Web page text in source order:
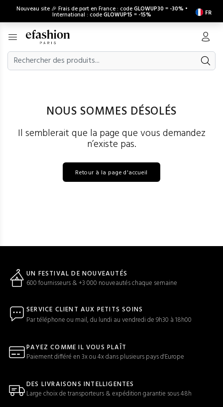
Nouveau site 🎉 Frais de port en France : codeGLOWUP30 = -30% •
International : codeGLOWUP15 = -15% FR
NOUS SOMMES DÉSOLÉS
Il semblerait que la page que vous demandez
n’existe pas.
Retour à la page d'accueil
UN FESTIVAL DE NOUVEAUTÉS
600 fournisseurs & +3 000 nouveautés chaque semaine
SERVICE CLIENT AUX PETITS SOINS
Par téléphone ou mail, du lundi au vendredi de 9h30 à 18h00
PAYEZ COMME IL VOUS PLAÎT
Paiement différé en 3x ou 4x dans plusieurs pays d'Europe
DES LIVRAISONS INTELLIGENTES
Large choix de transporteurs & expédition garantie sous 48h